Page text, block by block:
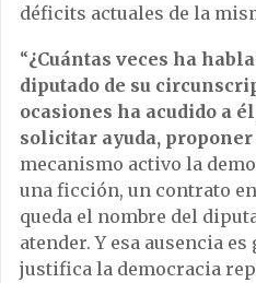
déficits actuales de la
“¿Cuántas veces ha
diputado de su
ocasiones ha acudido a
solicitar ayuda, proponer
mecanismo activo la
una ficción, un contrato
queda el nombre del
atender. Y esa ausencia
justifica la democracia